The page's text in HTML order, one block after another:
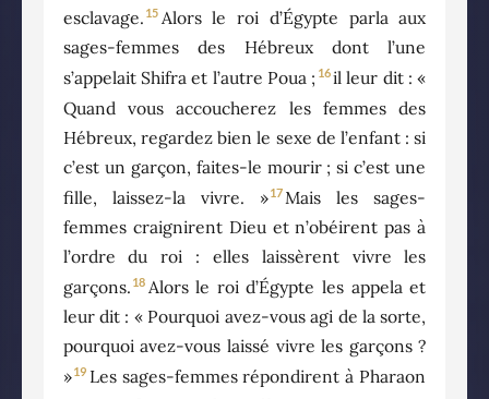
esclavage. 15 Alors le roi d’Égypte parla aux
sages-femmes des Hébreux dont l’une
s’appelait Shifra et l’autre Poua ; 16il leur dit : «
Quand vous accoucherez les femmes des
Hébreux, regardez bien le sexe de l’enfant : si
c’est un garçon, faites-le mourir ; si c’est une
fille, laissez-la vivre. »17 Mais les sages-
femmes craignirent Dieu et n’obéirent pas à
l’ordre du roi : elles laissèrent vivre les
garçons. 18 Alors le roi d’Égypte les appela et
leur dit : « Pourquoi avez-vous agi de la sorte,
pourquoi avez-vous laissé vivre les garçons ?
»19 Les sages-femmes répondirent à Pharaon